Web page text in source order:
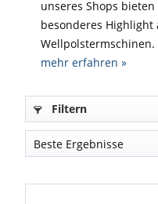
unseres Shops
besonderes
mehr erfahren »
Filtern